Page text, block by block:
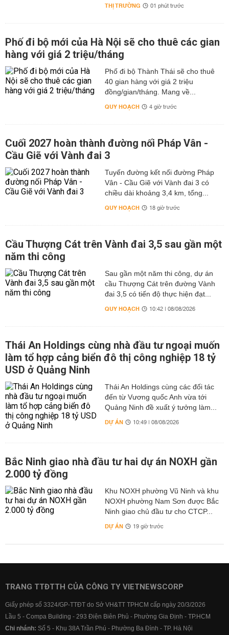
THỊ TRƯỜNG 01 phút trước
Phố đi bộ mới của Hà Nội sẽ cho thuê các gian
hàng với giá 2 triệu/tháng
Phố đi bộ Thành Thái sẽ cho thuê
40 gian hàng với giá 2 triệu
đồng/gian/tháng. Mang về...
QUY HOẠCH 4 giờ trước
Cuối 2027 hoàn thành đường nối Pháp Vân -
Cầu Giẽ với Vành đai 3
Tuyến đường kết nối đường Pháp
Vân - Cầu Giẽ với Vành đai 3 có
chiều dài khoảng 3,4 km, tổng...
QUY HOẠCH 18 giờ trước
Cầu Thượng Cát trên Vành đai 3,5 sau gần một
năm thi công
Sau gần một năm thi công, dự án
cầu Thượng Cát trên đường Vành
đai 3,5 có tiến độ thực hiện đạt...
QUY HOẠCH 10:42 | 08/08/2026
Thái An Holdings cùng nhà đầu tư ngoại muốn
làm tổ hợp cảng biển đô thị công nghiệp 18 tỷ
USD ở Quảng Ninh
Thái An Holdings cùng các đối tác
đến từ Vương quốc Anh vừa tới
Quảng Ninh đề xuất ý tưởng làm...
DỰ ÁN 10:49 | 08/08/2026
Bắc Ninh giao nhà đầu tư hai dự án NOXH gần
2.000 tỷ đồng
Khu NOXH phường Vũ Ninh và khu
NOXH phường Nam Sơn được Bắc
Ninh giao chủ đầu tư cho CTCP...
DỰ ÁN 19 giờ trước
TRANG TTĐTTH CỦA CÔNG TY VIETNEWSCORP
Giấy phép số 3324/GP-TTĐT do Sở VH&TT TPHCM cấp ngày 20/3/2026
Lầu 5 - Compa Building - 293 Điện Biên Phủ - Phường Gia Định - TP.HCM
Chi nhánh: Số 5 - Khu 38A Trần Phú - Phường Ba Đình - TP. Hà Nội